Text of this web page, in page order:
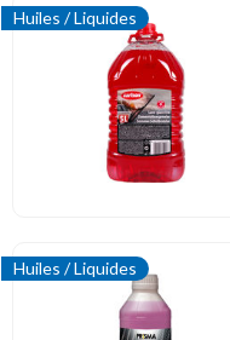
Huiles / Liquides
Huiles / Liquides